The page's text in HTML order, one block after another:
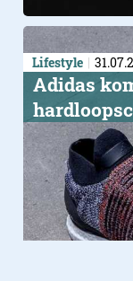
Lifestyle
Adidas